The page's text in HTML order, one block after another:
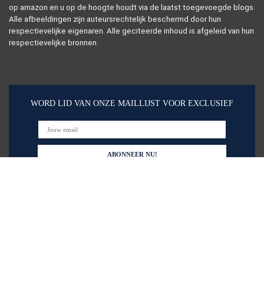
op amazon en u op de hoogte houdt via de laatst toegevoegde blogs.
Alle afbeeldingen zijn auteursrechtelijk beschermd door hun
respectievelijke eigenaren. Alle geciteerde inhoud is afgeleid van hun
respectievelijke bronnen.
WORD LID VAN ONZE MAILLIJST VOOR EXCLUSIEF